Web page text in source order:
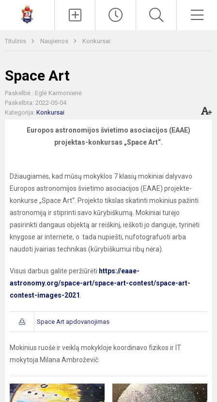
Titulinis Naujienos Konkursai
Space Art
Paskelbė : Eglė Karmonienė
Paskelbta: 2022-05-04
Kategorija: Konkursai
Europos astronomijos švietimo asociacijos (EAAE)
projektas-konkursas „Space Art“.
Džiaugiamės, kad mūsų mokyklos 7 klasių mokiniai dalyvavo
Europos astronomijos švietimo asociacijos (EAAE) projekte-
konkurse „Space Art“. Projekto tikslas skatinti mokinius pažinti
astronomiją ir stiprinti savo kūrybiškumą. Mokiniai turėjo
pasirinkti dangaus objektą ar reiškinį, ieškoti jo danguje, tyrinėti
knygose ar internete, o tada nupiešti, nufotografuoti arba
naudoti įvairias technikas (kūrybiškumui ribų nėra).
Visus darbus galite peržiūrėti https://eaae-
astronomy.org/space-art/space-art-contest/space-art-
contest-images-2021
Space Art apdovanojimas
Mokinius ruošė ir veiklą mokykloje koordinavo fizikos ir IT
mokytoja Milana Ambroževič